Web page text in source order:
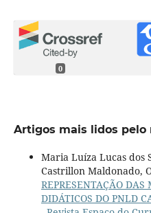
0
Artigos mais lidos pelo
Maria Luíza Lucas dos
Castrillon Maldonado,
REPRESENTAÇÃO DAS
DIDÁTICOS DO PNLD